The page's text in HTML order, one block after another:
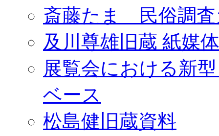
斎藤たま 民俗調査
及川尊雄旧蔵 紙媒
展覧会における新
ベース
松島健旧蔵資料